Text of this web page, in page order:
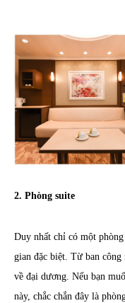
2. Phòng suite
Duy nhất chỉ có một
gian đặc biệt. Từ ban
về đại dương. Nếu bạn
này, chắc chắn đây là